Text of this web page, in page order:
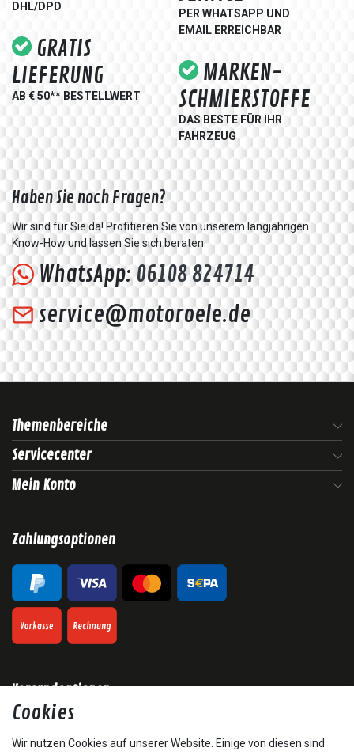
DHL/DPD
GRATIS
LIEFERUNG
AB € 50** BESTELLWERT
PER WHATSAPP UND
EMAIL ERREICHBAR
MARKEN-
SCHMIERSTOFFE
DAS BESTE FÜR IHR
FAHRZEUG
Haben Sie noch Fragen?
Wir sind für Sie da! Profitieren Sie von unserem langjährigen
Know-How und lassen Sie sich beraten.
WhatsApp:06108 824714
service@motoroele.de
Themenbereiche
Servicecenter
Mein Konto
Zahlungsoptionen
Versandoptionen
Cookies
Wir nutzen Cookies auf unserer Website. Einige von diesen sind